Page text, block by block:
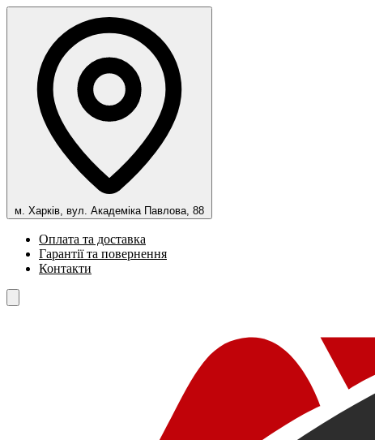
м. Харків, вул. Академіка Павлова, 88
Оплата та доставка
Гарантії та повернення
Контакти